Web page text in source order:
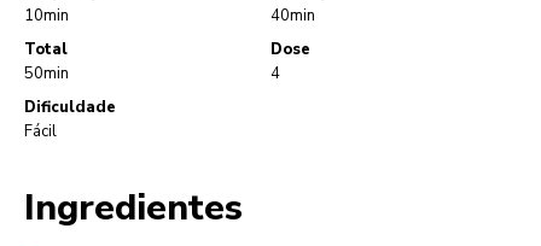
10min
40min
Total
50min
Dose
4
Dificuldade
Fácil
Ingredientes